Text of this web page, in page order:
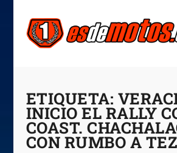
ETIQUETA:
INICIO EL RALLY
COAST.
CON RUMBO A